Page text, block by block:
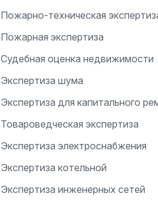
Пожарно-техническая
Пожарная экспертиза
Судебная оценка недвижимости
Экспертиза шума
Экспертиза для капитального
Товароведческая экспертиза
Экспертиза электроснабжения
Экспертиза котельной
Экспертиза инженерных сетей